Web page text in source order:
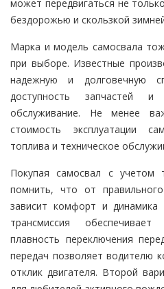
может передвигаться не
бездорожью и скользкой
Марка и модель самосвала
при выборе. Известные
надежную и долговечную
доступность запчастей и
обслуживание. Не менее
стоимость эксплуатации
топлива и техническое
Покупая самосвал с учетом
помнить, что от
зависит комфорт и динамика
трансмиссия
плавность переключения
передач позволяет водителю
отклик двигателя. Второй